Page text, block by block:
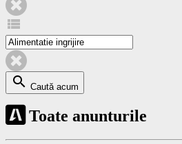
view_list
search Caută acum
Toate anunturile